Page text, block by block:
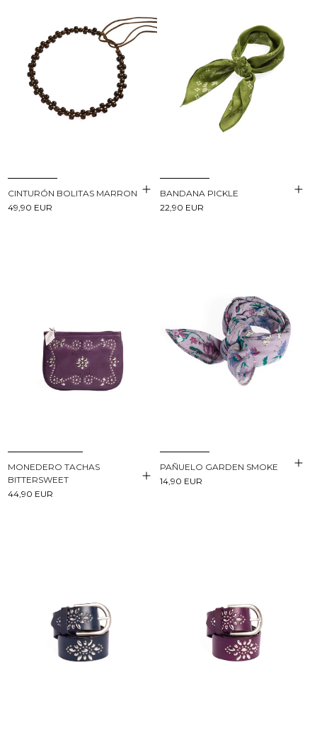
CINTURÓN BOLITAS MARRON
49,90 EUR
BANDANA PICKLE
22,90 EUR
MONEDERO TACHAS
BITTERSWEET
44,90 EUR
PAÑUELO GARDEN SMOKE
14,90 EUR